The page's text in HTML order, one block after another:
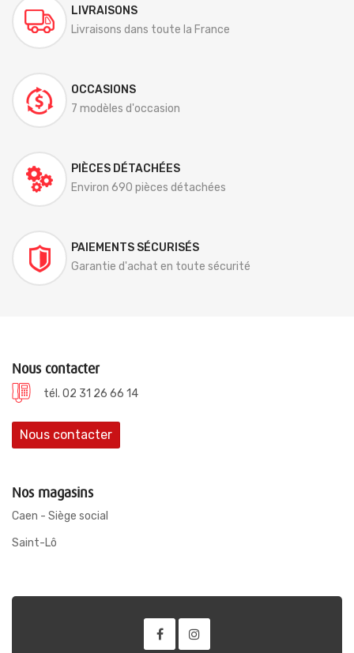
LIVRAISONS
Livraisons dans toute la France
OCCASIONS
7 modèles d'occasion
PIÈCES DÉTACHÉES
Environ 690 pièces détachées
PAIEMENTS SÉCURISÉS
Garantie d'achat en toute sécurité
Nous contacter
tél. 02 31 26 66 14
Nous contacter
Nos magasins
Caen - Siège social
Saint-Lô